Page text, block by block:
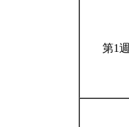
第1週